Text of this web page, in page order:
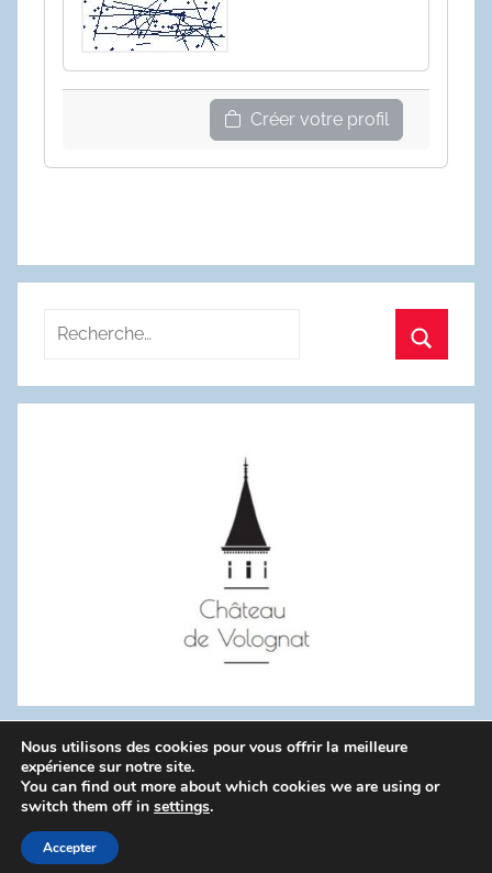
Créer votre profil
Recherche
:
WordPress Theme: Donovan by ThemeZee.
Politique de confidentialité
Nous utilisons des cookies pour vous offrir la meilleure
expérience sur notre site.
You can find out more about which cookies we are using or
switch them off in settings.
Accepter